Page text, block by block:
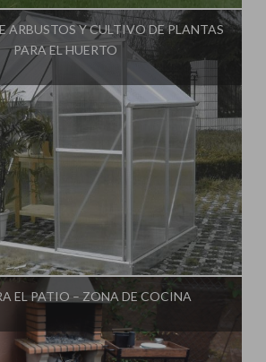
ARBUSTOS Y CULTIVO DE PLANTAS
PARA EL HUERTO
Influencer:
EL PATIO – ZONA DE COCINA